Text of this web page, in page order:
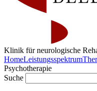
Klinik für neurologische
HomeLeistungsspektrum
Psychotherapie
Suche